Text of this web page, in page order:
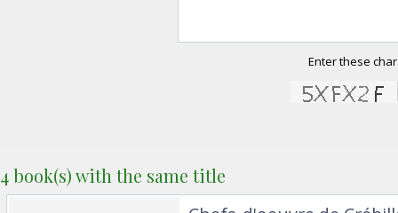
Enter these
4 book(s) with the same title